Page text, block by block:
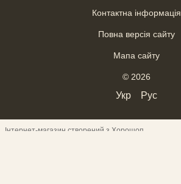
Контактна інформація
Повна версія сайту
Мапа сайту
© 2026
Укр Рус
Інтернет-магазин створений з Хорошоп